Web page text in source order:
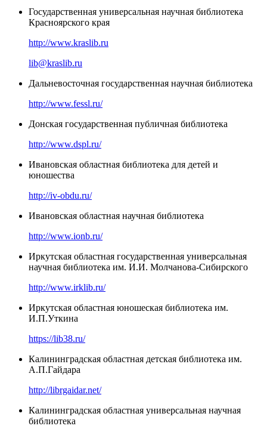
Государственная универсальная научная библиотека
Красноярского края
http://www.kraslib.ru
lib@kraslib.ru
Дальневосточная государственная научная библиотека
http://www.fessl.ru/
Донская государственная публичная библиотека
http://www.dspl.ru/
Ивановская областная библиотека для детей и
юношества
http://iv-obdu.ru/
Ивановская областная научная библиотека
http://www.ionb.ru/
Иркутская областная государственная универсальная
научная библиотека им. И.И. Молчанова-Сибирского
http://www.irklib.ru/
Иркутская областная юношеская библиотека им.
И.П.Уткина
https://lib38.ru/
Калининградская областная детская библиотека им.
А.П.Гайдара
http://librgaidar.net/
Калининградская областная универсальная научная
библиотека